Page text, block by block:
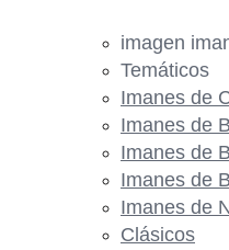
imagen
Temáticos
Imanes de
Imanes de
Imanes de
Imanes de
Imanes de
Clásicos